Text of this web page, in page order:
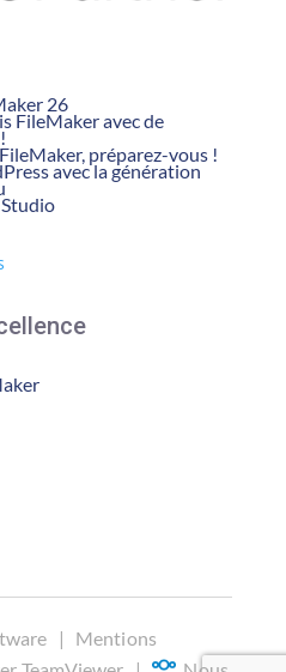
26
FileMaker avec de
préparez-vous !
avec la génération
| Mentions